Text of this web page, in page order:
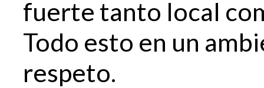
fuerte tanto local
Todo esto en un
respeto.